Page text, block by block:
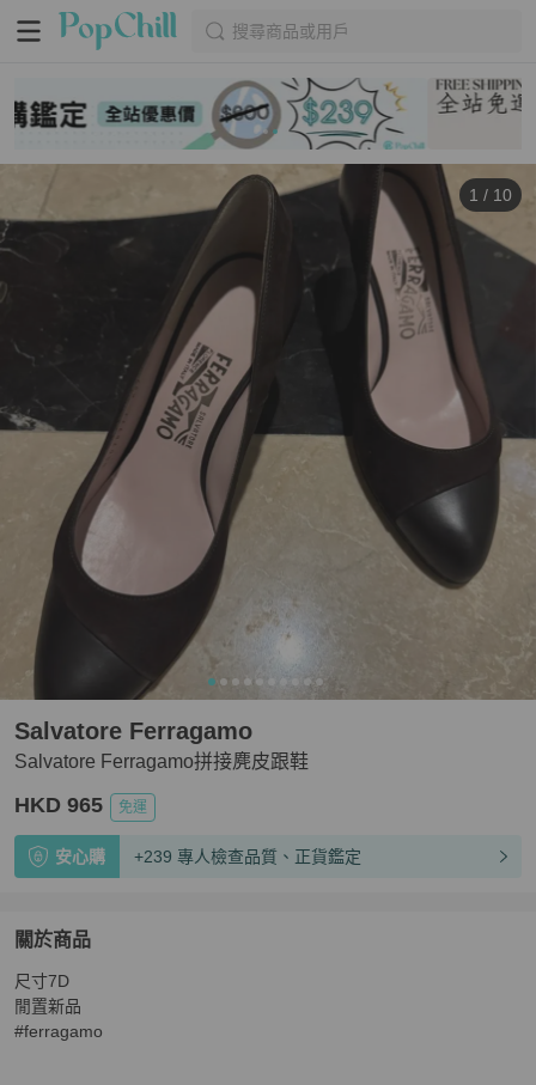
搜尋商品或用戶
1 / 10
Salvatore Ferragamo拼接麂皮跟鞋
Salvatore Ferragamo
HKD 965 免運
安心購 +239 專人檢查品質、正貨鑑定
關於商品
關於Salvatore Ferragamo拼接麂皮跟鞋
尺寸7D
閒置新品
#ferragamo